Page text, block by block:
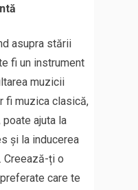
asupra stării
fi un instrument
muzicii
fi muzica clasică,
ajuta la
și la inducerea
Creează-ți o
care te